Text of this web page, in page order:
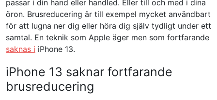
passar i din hand eller handled. Eller till och med i dina
öron. Brusreducering är till exempel mycket användbart
för att lugna ner dig eller höra dig själv tydligt under ett
samtal. En teknik som Apple äger men som fortfarande
saknas i iPhone 13.
iPhone 13 saknar fortfarande
brusreducering